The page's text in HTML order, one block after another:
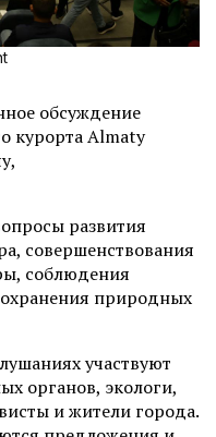
обсуждение
курорта Almaty
развития
совершенствования
соблюдения
природных
участвуют
органов, экологи,
и жители города.